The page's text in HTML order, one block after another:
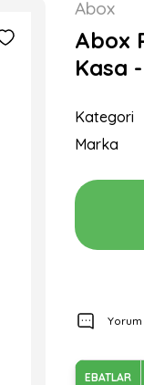
Abox
Abox
Kasa
Kategori
Marka
Yorum
EBATLAR